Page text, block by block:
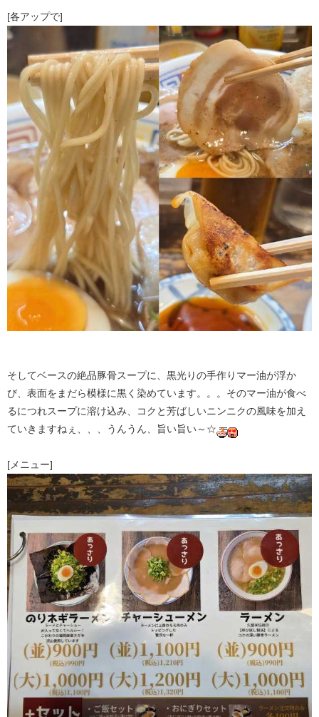
[各アップで]
そしてベースの絶品豚骨スープに、黒光りの手作りマー油が浮か
び、表面をまだら模様に黒く染めています。。。そのマー油が食べ
るにつれスープに溶け込み、コクと芳ばしいニンニクの風味を加え
ていきますねぇ、、、うんうん、旨い旨い～☆
[メニュー]